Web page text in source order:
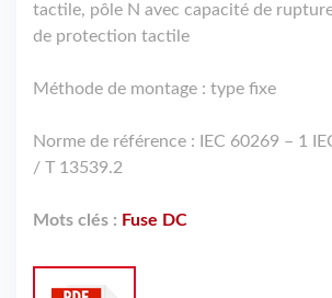
tactile, pôle N avec capacité de
de protection tactile
Méthode de montage : type fixe
Norme de référence : IEC 60269 – 1
/ T 13539.2
Mots clés : Fuse DC